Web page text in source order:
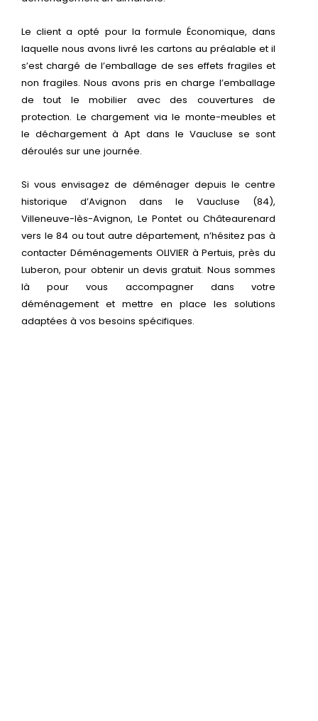
Le client a opté pour la formule Économique, dans
laquelle nous avons livré les cartons au préalable et il
s’est chargé de l’emballage de ses effets fragiles et
non fragiles. Nous avons pris en charge l’emballage
de tout le mobilier avec des couvertures de
protection. Le chargement via le monte-meubles et
le déchargement à Apt dans le Vaucluse se sont
déroulés sur une journée.
Si vous envisagez de déménager depuis le centre
historique d’Avignon dans le Vaucluse (84),
Villeneuve-lès-Avignon, Le Pontet ou Châteaurenard
vers le 84 ou tout autre département, n’hésitez pas à
contacter Déménagements OLIVIER à Pertuis, près du
Luberon, pour obtenir un devis gratuit. Nous sommes
là pour vous accompagner dans votre
déménagement et mettre en place les solutions
adaptées à vos besoins spécifiques.